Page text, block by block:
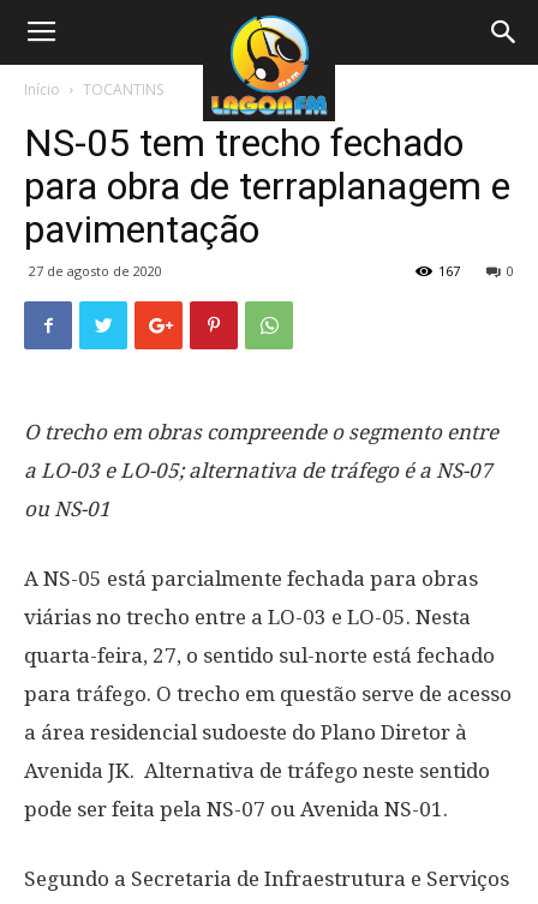
Início TOCANTINS
NS-05 tem trecho fechado
para obra de terraplanagem e
pavimentação
27 de agosto de 2020 0
167
O trecho em obras compreende o segmento entre
a LO-03 e LO-05; alternativa de tráfego é a NS-07
ou NS-01
A NS-05 está parcialmente fechada para obras
viárias no trecho entre a LO-03 e LO-05. Nesta
quarta-feira, 27, o sentido sul-norte está fechado
para tráfego. O trecho em questão serve de acesso
a área residencial sudoeste do Plano Diretor à
Avenida JK. Alternativa de tráfego neste sentido
pode ser feita pela NS-07 ou Avenida NS-01.
Segundo a Secretaria de Infraestrutura e Serviços